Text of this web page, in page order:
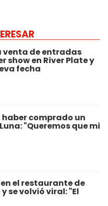
venta de entradas
show en River Plate y
fecha
haber comprado un
"Queremos que mi
el restaurante de
se volvió viral: "El